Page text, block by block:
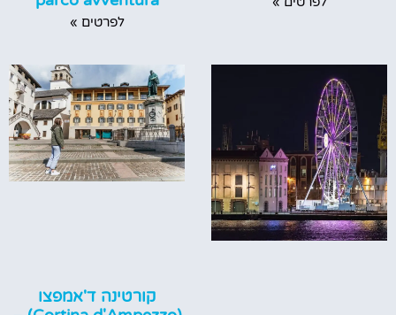
לפרטים »
קורטינה ד'אמפצו